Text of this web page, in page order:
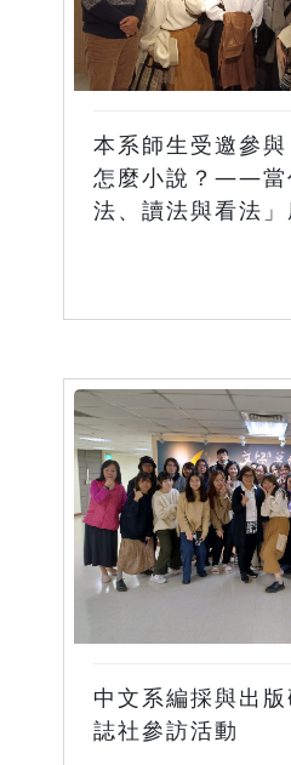
本系師生受邀參與
怎麼小說？——當
法、讀法與看法
中文系編採與出
誌社參訪活動